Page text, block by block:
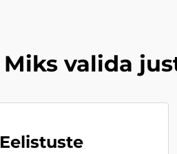
Miks valida
Eelistuste